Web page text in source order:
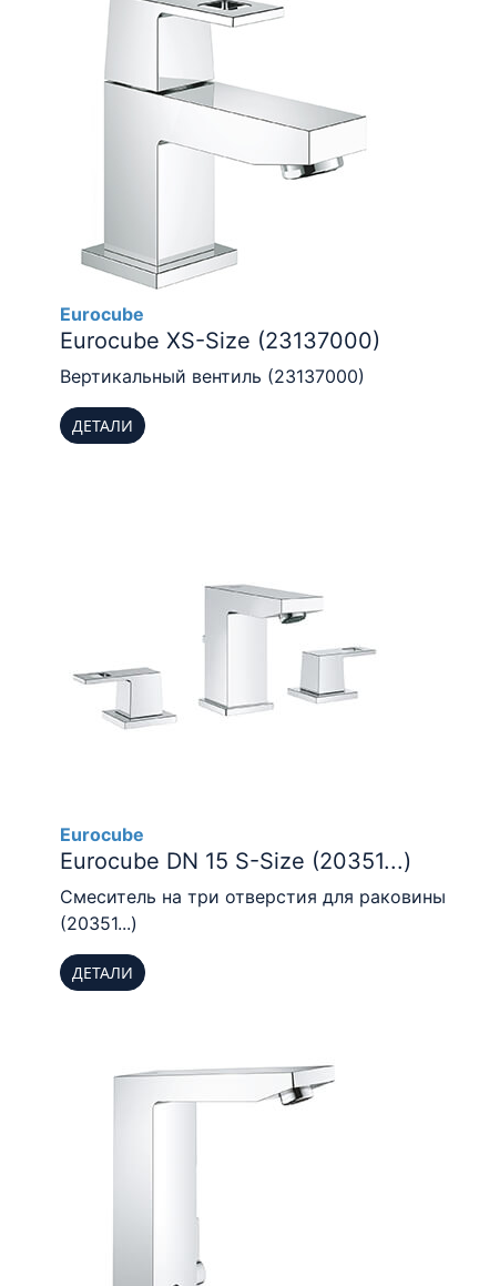
Eurocube
Eurocube XS-Size (23137000)
Вертикальный вентиль (23137000)
ДЕТАЛИ
Eurocube
Eurocube DN 15 S-Size (20351...)
Смеситель на три отверстия для раковины
(20351...)
ДЕТАЛИ